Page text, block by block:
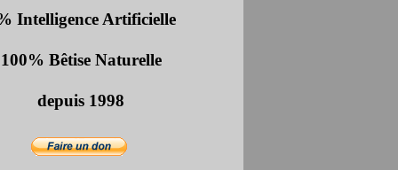
Intelligence Artificielle
100% Bêtise Naturelle
depuis 1998